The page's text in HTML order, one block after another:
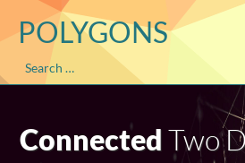
POLYGONS
TrianglesForm